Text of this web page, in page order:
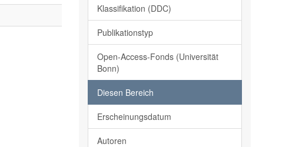
Klassifikation (DDC)
Publikationstyp
Open-Access-Fonds (Universität
Bonn)
Diesen Bereich
Erscheinungsdatum
Autoren